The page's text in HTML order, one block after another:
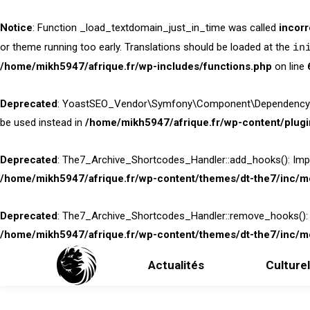
Notice: Function _load_textdomain_just_in_time was called
or theme running too early. Translations should be loaded at the
/home/mikh5947/afrique.fr/wp-includes/functions.php on line
Deprecated:
be used instead in /home/mikh5947/afrique.fr/wp-content/
Deprecated: The7_Archive_Shortcodes_Handler::add_hooks():
/home/mikh5947/afrique.fr/wp-content/themes/dt-the7/inc/
Deprecated:
/home/mikh5947/afrique.fr/wp-content/themes/dt-the7/inc/
Actualités Culturel